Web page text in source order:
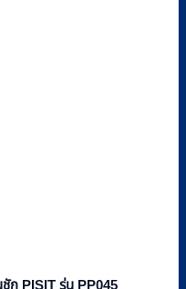
ก PISIT รุ่น PP045